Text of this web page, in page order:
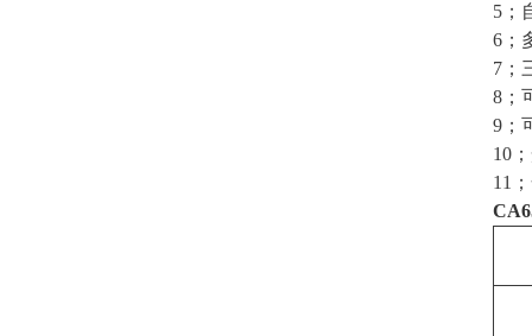
5；
6；
7；
8；
9；
10
11